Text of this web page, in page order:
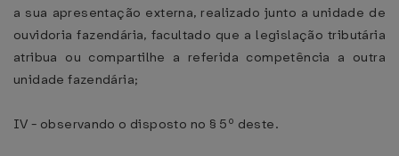
a sua apresentação externa, realizado junto a unidade de
ouvidoria fazendária, facultado que a legislação tributária
atribua ou compartilhe a referida competência a outra
unidade fazendária;
IV - observando o disposto no § 5º deste.